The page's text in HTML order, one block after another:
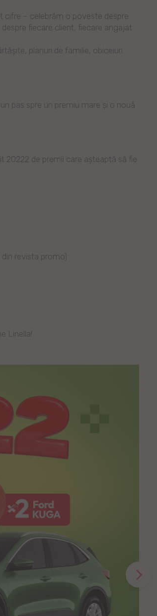
cifre – celebrăm o poveste despre
fiecare client, fiecare angajat
planuri de familie, obiceiuri
pas spre un premiu mare și o nouă
20222 de premii care așteaptă să fie
revista promo)
Linella!